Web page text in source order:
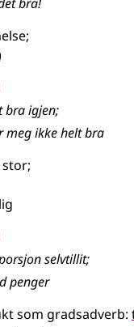
;
braigjen;
meg ikke heltbra
stor;
selvtillit;
penger
som gradsadverb: